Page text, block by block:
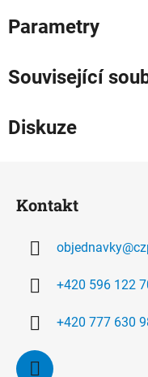
Parametry
Související
Diskuze
Kontakt
objednavky@
+420 596 122
+420 777 630